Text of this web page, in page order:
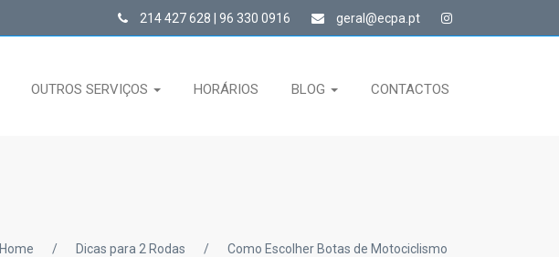
214 427 628 | 96 330 0916 geral@ecpa.pt
OUTROS SERVIÇOS HORÁRIOS BLOG CONTACTOS
Home / Dicas para 2 Rodas / Como Escolher Botas de Motociclismo